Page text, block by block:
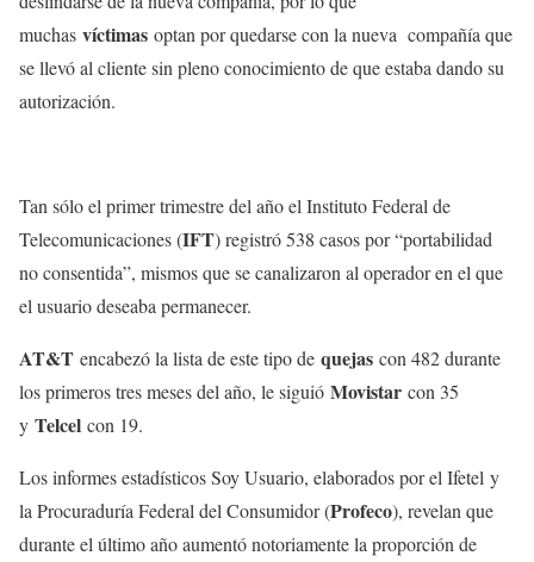
muchas víctimas optan por quedarse con la nueva compañía que
se llevó al cliente sin pleno conocimiento de que estaba dando su
autorización.
Tan sólo el primer trimestre del año el Instituto Federal de
Telecomunicaciones (IFT) registró 538 casos por “portabilidad
no consentida”, mismos que se canalizaron al operador en el que
el usuario deseaba permanecer.
AT&T encabezó la lista de este tipo de quejas con 482 durante
los primeros tres meses del año, le siguió Movistar con 35
y Telcel con 19.
Los informes estadísticos Soy Usuario, elaborados por el Ifetel y
la Procuraduría Federal del Consumidor (Profeco), revelan que
durante el último año aumentó notoriamente la proporción de